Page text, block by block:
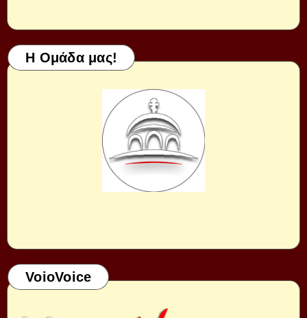
Η Ομάδα μας!
VoioVoice